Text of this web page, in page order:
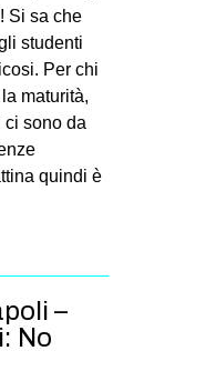
Si sa che
studenti
Per chi
maturità,
ci sono da
quindi è
–
No